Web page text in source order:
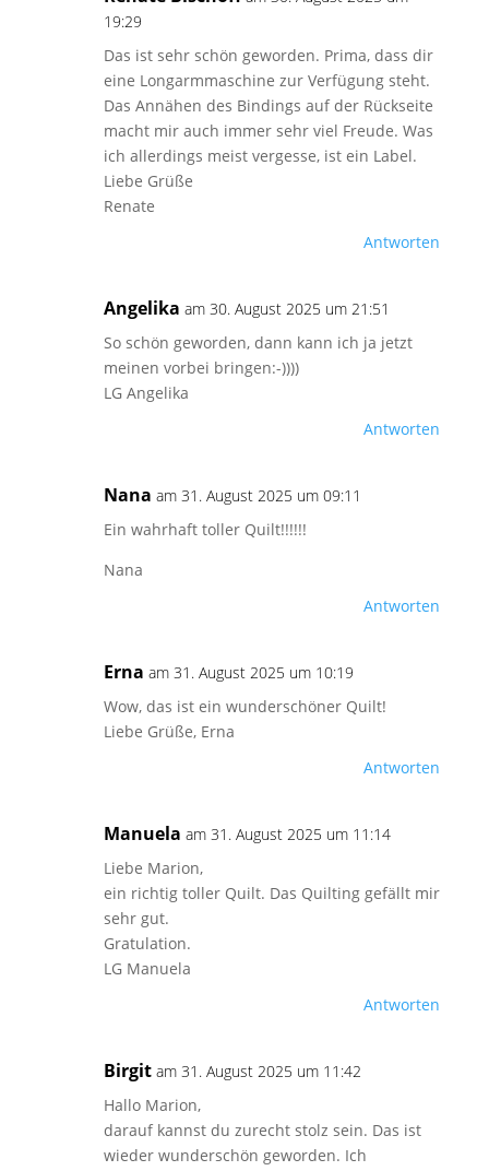
19:29
Das ist sehr schön geworden. Prima, dass dir
eine Longarmmaschine zur Verfügung steht.
Das Annähen des Bindings auf der Rückseite
macht mir auch immer sehr viel Freude. Was
ich allerdings meist vergesse, ist ein Label.
Liebe Grüße
Renate
Antworten
Angelika am 30. August 2025 um 21:51
So schön geworden, dann kann ich ja jetzt
meinen vorbei bringen:-))))
LG Angelika
Antworten
Nana am 31. August 2025 um 09:11
Ein wahrhaft toller Quilt!!!!!!
Nana
Antworten
Erna am 31. August 2025 um 10:19
Wow, das ist ein wunderschöner Quilt!
Liebe Grüße, Erna
Antworten
Manuela am 31. August 2025 um 11:14
Liebe Marion,
ein richtig toller Quilt. Das Quilting gefällt mir
sehr gut.
Gratulation.
LG Manuela
Antworten
Birgit am 31. August 2025 um 11:42
Hallo Marion,
darauf kannst du zurecht stolz sein. Das ist
wieder wunderschön geworden. Ich